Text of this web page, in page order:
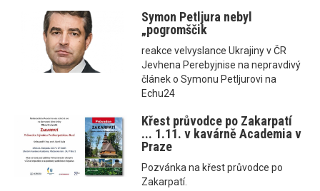
Symon Petljura nebyl
„pogromščik
reakce velvyslance Ukrajiny v ČR
Jevhena Perebyjnise na nepravdivý
článek o Symonu Petljurovi na
Echu24
Křest průvodce po Zakarpatí
... 1.11. v kavárně Academia v
Praze
Pozvánka na křest průvodce po
Zakarpatí.